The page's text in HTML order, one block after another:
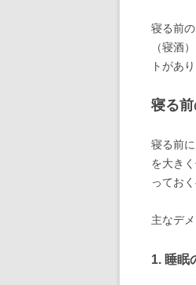
寝る前
（寝酒
トがあ
寝る
寝る前
を大き
ってお
主なデ
1. 睡眠